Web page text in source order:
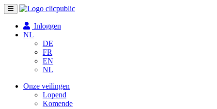
Toggle
navigation
Inloggen
NL
DE
FR
EN
NL
Onze veilingen
Lopend
Komende